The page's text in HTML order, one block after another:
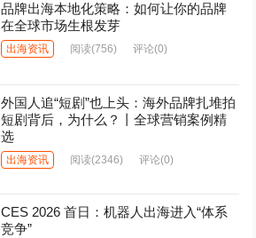
品牌出海本地化策略：如何让你的品牌
在全球市场生根发芽
出海资讯 阅读(756) 评论(0)
外国人追“短剧”也上头：海外品牌扎堆拍
短剧背后，为什么？丨全球营销案例精
选
出海资讯 阅读(2346) 评论(0)
CES 2026 首日：机器人出海进入“体系
竞争”